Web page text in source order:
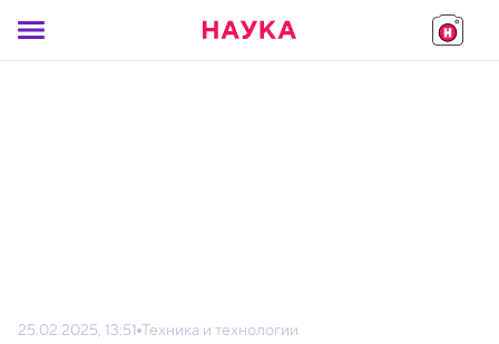
25.02.2025, 13:51 Техника и технологии